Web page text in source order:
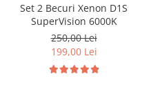
Set 2 Becuri Xenon D1S
SuperVision 6000K
250,00 Lei
199,00 Lei